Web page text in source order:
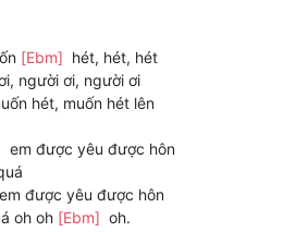
[Ebm] hét, hét, hét
người ơi, người ơi
hét, muốn hét lên
em được yêu được hôn
em được yêu được hôn
oh oh [Ebm] oh.